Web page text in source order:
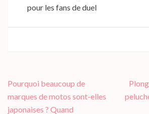
pour les fans de duel
Navigation
de
l’article
Pourquoi beaucoup de
marques de motos sont-elles
japonaises ? Quand